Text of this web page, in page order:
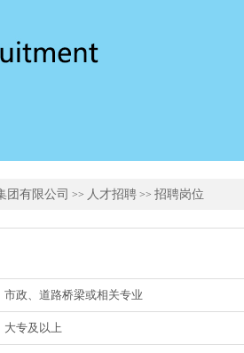
团有限公司 >> 人才招聘 >> 招聘岗位
市政、道路桥梁或相关专业
大专及以上